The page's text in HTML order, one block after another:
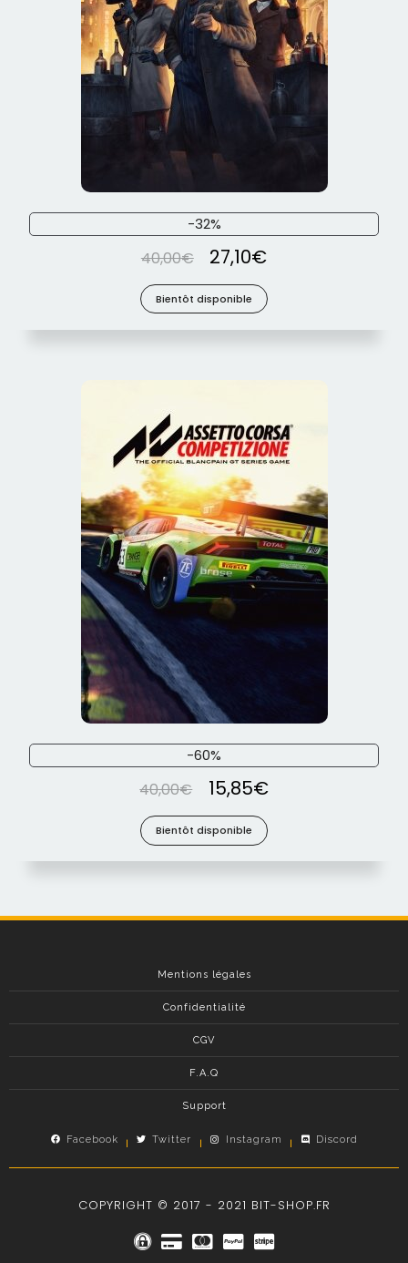
-32%
40,00€ 27,10€
Bientôt disponible
-60%
40,00€ 15,85€
Bientôt disponible
Mentions légales
Confidentialité
CGV
F.A.Q
Support
Facebook Twitter Instagram Discord
COPYRIGHT © 2017 - 2021 BIT-SHOP.FR